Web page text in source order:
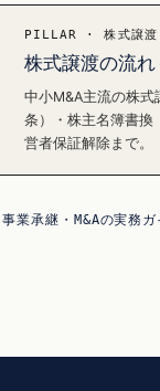
PILLAR · 株式譲渡
株式譲渡の流
中小M&A主流の株
条）・株主名簿書換
営者保証解除まで。
事業承継・M&Aの実